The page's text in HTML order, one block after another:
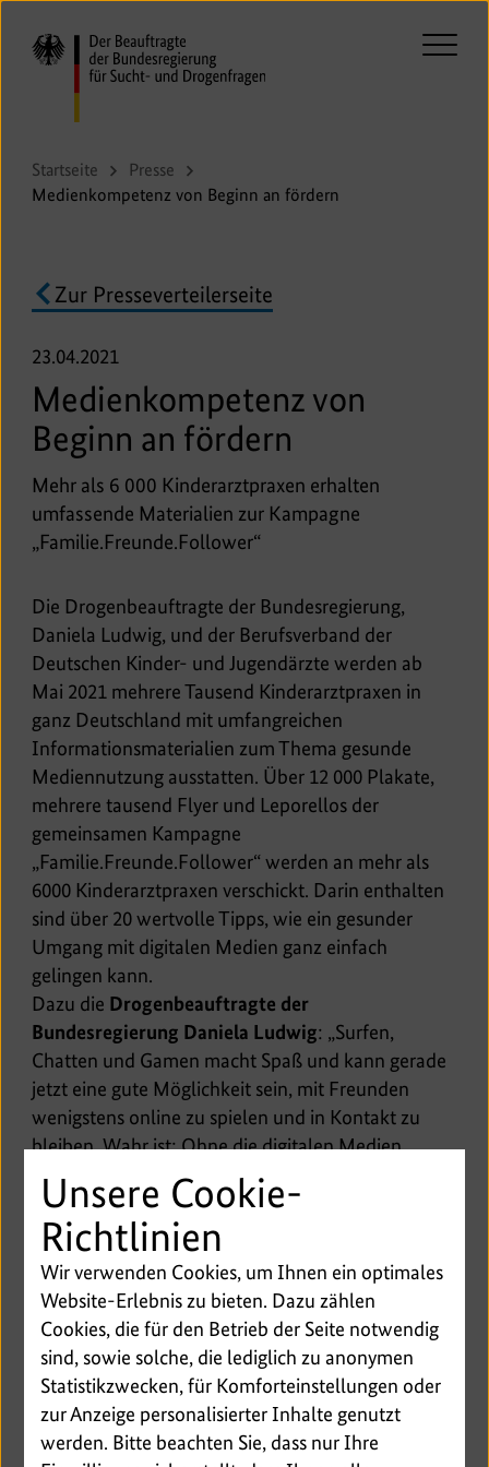
Direkt
Seiteninhalt
Startseite
Presse
Medienkompetenz von Beginn an fördern
Zur Presseverteilerseite
23.04.2021
Medienkompetenz von
Beginn an fördern
Mehr als 6 000 Kinderarztpraxen erhalten
umfassende Materialien zur Kampagne
„Familie.Freunde.Follower“
Die Drogenbeauftragte der Bundesregierung,
Daniela Ludwig, und der Berufsverband der
Deutschen Kinder- und Jugendärzte werden ab
Mai 2021 mehrere Tausend Kinderarztpraxen in
ganz Deutschland mit umfangreichen
Informationsmaterialien zum Thema gesunde
Mediennutzung ausstatten. Über 12 000 Plakate,
mehrere tausend Flyer und Leporellos der
gemeinsamen Kampagne
„Familie.Freunde.Follower“ werden an mehr als
6000 Kinderarztpraxen verschickt. Darin enthalten
sind über 20 wertvolle Tipps, wie ein gesunder
Umgang mit digitalen Medien ganz einfach
gelingen kann.
Dazu die Drogenbeauftragte der
Bundesregierung Daniela Ludwig: „Surfen,
Chatten und Gamen macht Spaß und kann gerade
jetzt eine gute Möglichkeit sein, mit Freunden
wenigstens online zu spielen und in Kontakt zu
bleiben. Wahr ist: Ohne die digitalen Medien
würden wir alle wohl kaum durch die Pandemie
kommen – Stichwort Homeoffice oder
Distanzunterricht. Wahr ist aber auch: Familien
müssen wissen, wie sie sinnvolle und unsinnige
Mediennutzung unterscheiden und wann es
ungesund wird. Kinder- und Jugendärzte sind
elementar wichtig, wenn es darum geht, hilfreiche
Infos direkt an die Familien zu vermitteln. Es ist
großartig, dass wir unsere Informationen rund um
das Thema gesunde Mediennutzung gemeinsam in
die Fläche bringen.“
Unsere Cookie-
Richtlinien
Wir verwenden Cookies, um Ihnen ein optimales
Website-Erlebnis zu bieten. Dazu zählen
Cookies, die für den Betrieb der Seite notwendig
sind, sowie solche, die lediglich zu anonymen
Statistikzwecken, für Komforteinstellungen oder
zur Anzeige personalisierter Inhalte genutzt
werden. Bitte beachten Sie, dass nur Ihre